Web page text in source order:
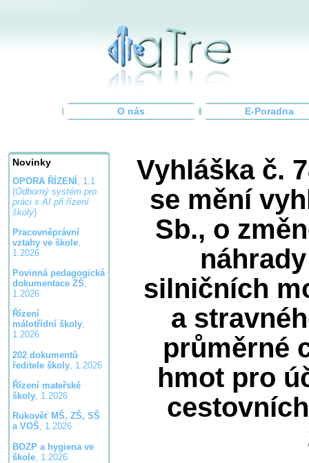
O nás E-Poradna
Novinky
OPORA ŘÍZENÍ , 1.1
(Odborný systém pro
práci s AI při řízení
školy)
Pracovněprávní
vztahy ve škole,
1.2026
Povinná pedagogická
dokumentace ZŠ,
1.2026
Řízení
málotřídní školy,
1.2026
202 dokumentů
ředitele školy, 1.2026
Řízení mateřské
školy, 1.2026
Rukověť MŠ, ZŠ, SŠ
a VOŠ, 1.2026
BOZP a hygiena ve
škole, 1.2026
Vyhláška č.
se mění
Sb., o
silničních
a
průměrné
hmot pro